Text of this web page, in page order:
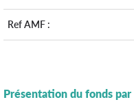
Ref AMF :
Présentation du fonds